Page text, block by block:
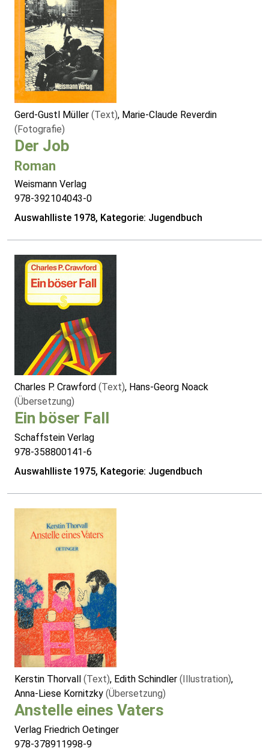
Gerd-Gustl Müller (Text), Marie-Claude Reverdin
(Fotografie)
Der Job
Roman
Weismann Verlag
978-392104043-0
Auswahlliste 1978, Kategorie: Jugendbuch
Charles P. Crawford (Text), Hans-Georg Noack
(Übersetzung)
Ein böser Fall
Schaffstein Verlag
978-358800141-6
Auswahlliste 1975, Kategorie: Jugendbuch
Kerstin Thorvall (Text), Edith Schindler (Illustration),
Anna-Liese Kornitzky (Übersetzung)
Anstelle eines Vaters
Verlag Friedrich Oetinger
978-378911998-9